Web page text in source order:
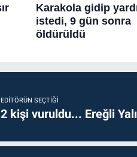
EDITÖRÜN SEÇTIĞI
2 kişi vuruldu... Ereğli